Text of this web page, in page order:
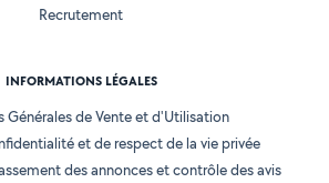
Recrutement
INFORMATIONS LÉGALES
Générales de Vente et d'Utilisation
et de respect de la vie privée
des annonces et contrôle des avis